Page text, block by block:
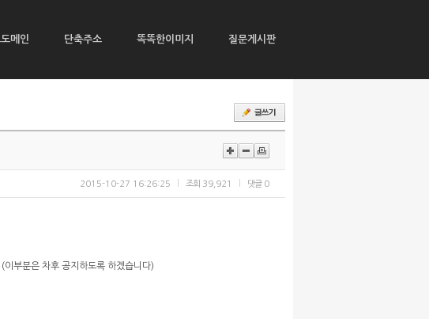
메인 단축주소 똑똑한이미지 질문게시판
2015-10-27 16:26:25 조회 39,921 댓글 0
부분은 차후 공지하도록 하겠습니다)